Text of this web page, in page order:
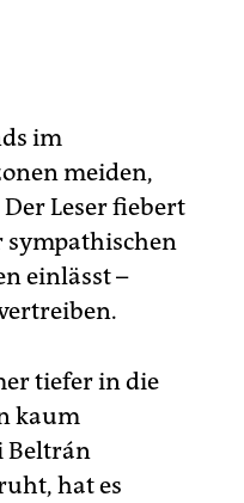
im
meiden,
Leser fiebert
sympathischen
einlässt –
tiefer in die
kaum
Beltrán
hat es